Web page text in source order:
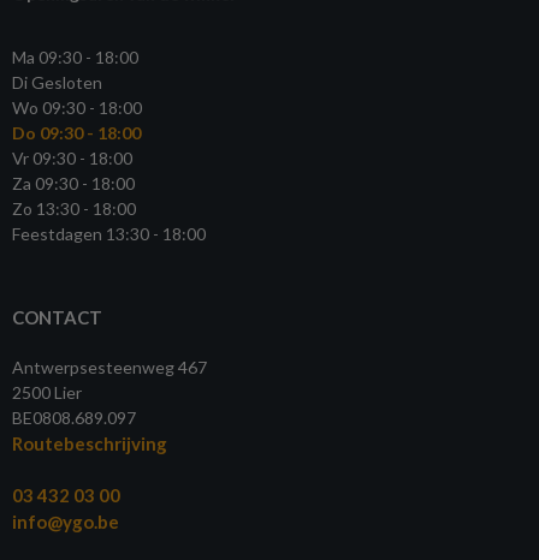
Ma 09:30 - 18:00
Di Gesloten
Wo 09:30 - 18:00
Do 09:30 - 18:00
Vr 09:30 - 18:00
Za 09:30 - 18:00
Zo 13:30 - 18:00
Feestdagen 13:30 - 18:00
CONTACT
Antwerpsesteenweg 467
2500 Lier
BE0808.689.097
Routebeschrijving
03 432 03 00
info@ygo.be